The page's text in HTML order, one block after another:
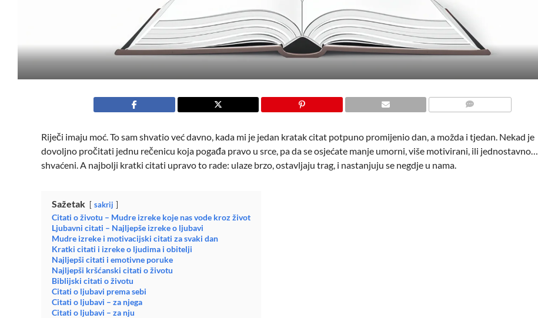
Riječi imaju moć. To sam shvatio već davno, kada mi je jedan kratak citat potpuno promijenio dan, a možda i tjedan. Nekad je
dovoljno pročitati jednu rečenicu koja pogađa pravo u srce, pa da se osjećate manje umorni, više motivirani, ili jednostavno…
shvaćeni. A najbolji kratki citati upravo to rade: ulaze brzo, ostavljaju trag, i nastanjuju se negdje u nama.
Sažetak sakrij
Citati o životu – Mudre izreke koje nas vode kroz život
Ljubavni citati – Najljepše izreke o ljubavi
Mudre izreke i motivacijski citati za svaki dan
Kratki citati i izreke o ljudima i obitelji
Najljepši citati i emotivne poruke
Najljepši kršćanski citati o životu
Biblijski citati o životu
Citati o ljubavi prema sebi
Citati o ljubavi – za njega
Citati o ljubavi – za nju